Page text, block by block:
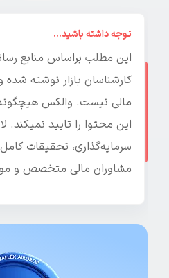
توجه داشته باشید...
این مطلب براساس منابع
کارشناسان بازار نوشته شده
مالی نیست. والکس
این محتوا را تایید
سرمایه‌گذاری، تحقیقات
مشاوران مالی متخصص و